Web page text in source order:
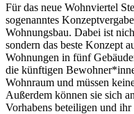
Für das neue Wohnviertel
sogenanntes
Wohnungsbau. Dabei ist
sondern das beste Konzept
Wohnungen in fünf
die künftigen
Wohnraum und müssen
Außerdem können sie sich
Vorhabens beteiligen und